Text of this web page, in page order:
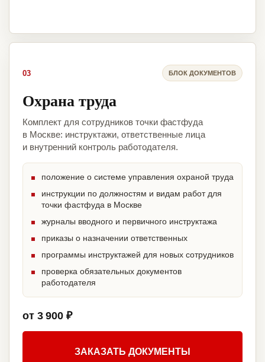
03 БЛОК ДОКУМЕНТОВ
Охрана труда
Комплект для сотрудников точки фастфуда
в Москве: инструктажи, ответственные лица
и внутренний контроль работодателя.
положение о системе управления охраной труда
инструкции по должностям и видам работ для
точки фастфуда в Москве
журналы вводного и первичного инструктажа
приказы о назначении ответственных
программы инструктажей для новых сотрудников
проверка обязательных документов
работодателя
от 3 900 ₽
ЗАКАЗАТЬ ДОКУМЕНТЫ